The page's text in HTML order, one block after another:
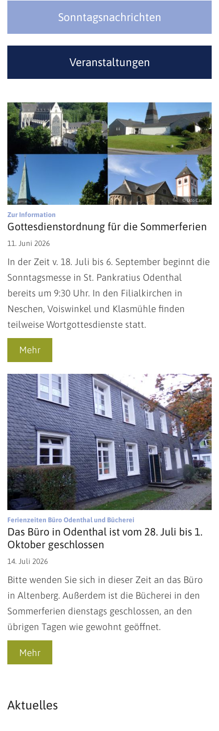
Sonntagsnachrichten
Veranstaltungen
© Udo Casel
Zur Information
Gottesdienstordnung für die Sommerferien
11. Juni 2026
In der Zeit v. 18. Juli bis 6. September beginnt die
Sonntagsmesse in St. Pankratius Odenthal
bereits um 9:30 Uhr. In den Filialkirchen in
Neschen, Voiswinkel und Klasmühle finden
teilweise Wortgottesdienste statt.
Mehr
Ferienzeiten Büro Odenthal und Bücherei
Das Büro in Odenthal ist vom 28. Juli bis 1.
Oktober geschlossen
14. Juli 2026
Bitte wenden Sie sich in dieser Zeit an das Büro
in Altenberg. Außerdem ist die Bücherei in den
Sommerferien dienstags geschlossen, an den
übrigen Tagen wie gewohnt geöffnet.
Mehr
Aktuelles